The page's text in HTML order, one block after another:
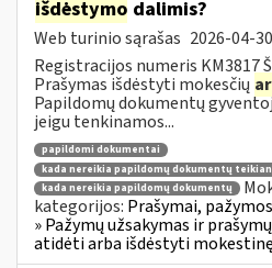
išdėstymo dalimis?
Web turinio sąrašas 2026-04-30
Registracijos numeris KM3817
Prašymas išdėstyti mokesčių ar
Papildomų dokumentų
jeigu tenkinamos...
papildomi dokumentai
kada nereikia papildomų dokumentų
kada nereikia papildomų dokumentų
kategorijos: Prašymai,
» Pažymų užsakymas ir
atidėti arba išdėstyti